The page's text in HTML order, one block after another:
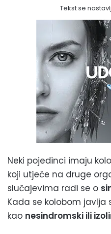
Tekst se
Neki pojedinci imaju
koji utječe na druge
slučajevima radi se o
Kada se kolobom javlja
kao nesindromski ili